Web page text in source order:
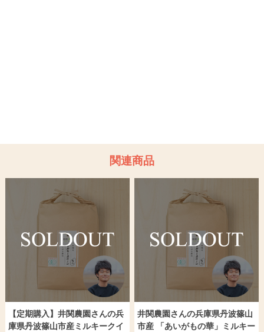
関連商品
【定期購入】井関農園さんの兵
庫県丹波篠山市産ミルキークイ
井関農園さんの兵庫県丹波篠山
市産 「あいがもの華」ミルキー